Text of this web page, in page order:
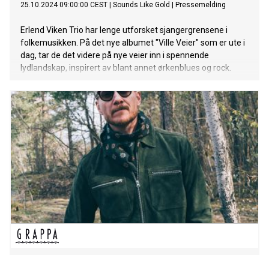
25.10.2024 09:00:00 CEST Sounds Like Gold Pressemelding
Erlend Viken Trio har lenge utforsket sjangergrensene i
folkemusikken. På det nye albumet "Ville Veier" som er ute i
dag, tar de det videre på nye veier inn i spennende
lydlandskap, inspirert av blant annet ørkenblues og rock.